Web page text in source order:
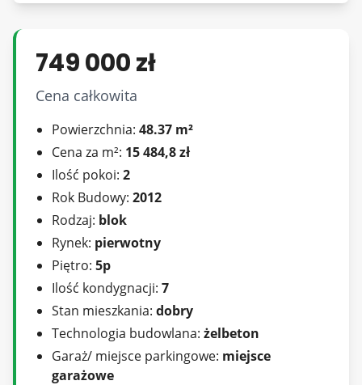
odświeżenia, bez konieczności ponoszenia
dużych nakładów finansowych .
W cenie pozostają meble oraz zabudowa
kuchenna.
Dodatkowe informacje
Czynsz (z funduszem remontowym, wodą i
ogrzewaniem): ok. 760 zł
749 000 zł
Cena całkowita
Powierzchnia: 48.37 m²
Cena za m²: 15 484,8 zł
Ilość pokoi: 2
Rok Budowy: 2012
Rodzaj: blok
Rynek: pierwotny
Piętro: 5p
Ilość kondygnacji: 7
Stan mieszkania: dobry
Technologia budowlana: żelbeton
Garaż/ miejsce parkingowe: miejsce
garażowe